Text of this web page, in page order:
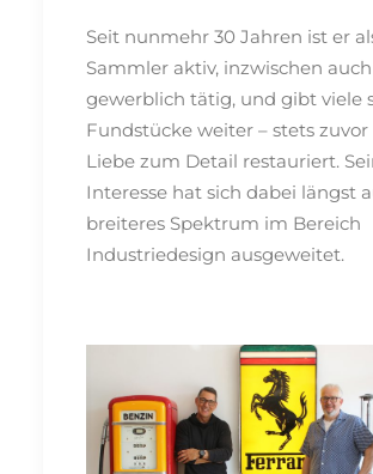
Seit nunmehr 30 Jahren ist er
Sammler aktiv, inzwischen auch
gewerblich tätig, und gibt viele
Fundstücke weiter – stets
Liebe zum Detail restauriert.
Interesse hat sich dabei längst
breiteres Spektrum im Bereich
Industriedesign ausgeweitet.